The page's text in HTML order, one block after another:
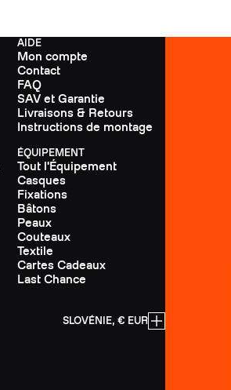
AIDE
Mon compte
Contact
FAQ
SAV et Garantie
Livraisons & Retours
Instructions de montage
ÉQUIPEMENT
Tout l'Équipement
Casques
Fixations
Bâtons
Peaux
Couteaux
Textile
Cartes Cadeaux
Last Chance
SLOVÉNIE, € EUR